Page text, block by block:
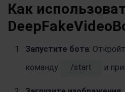
Как
Запустите бота:
команду
/start и